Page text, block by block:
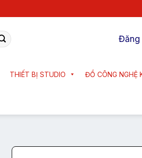
Đăng
THIẾT BỊ STUDIO ĐỒ CÔNG NGHỆ